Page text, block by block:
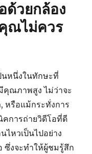
ด้วยกล้อง
ณไม่ควร
นหนึ่งในทักษะที่
ณภาพสูง ไม่ว่าจะ
หรือแม้กระทั่งการ
คการถ่ายวิดีโอที่ดี
ไหวเป็นไปอย่าง
ซึ่งจะทำให้ผู้ชมรู้สึก